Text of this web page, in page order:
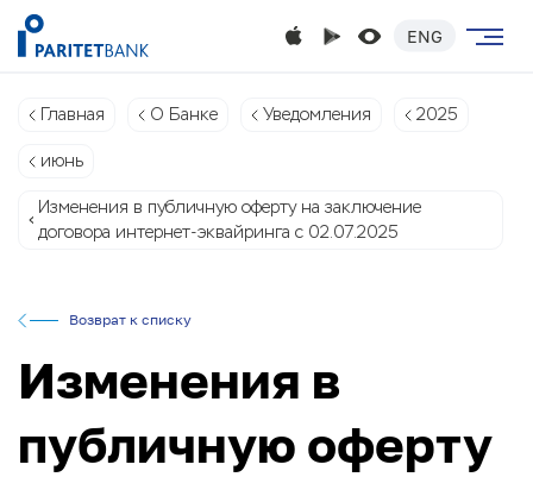
ENG
Главная О Банке Уведомления 2025
июнь
Изменения в публичную оферту на заключение
договора интернет-эквайринга с 02.07.2025
Возврат к списку
Изменения в
публичную оферту